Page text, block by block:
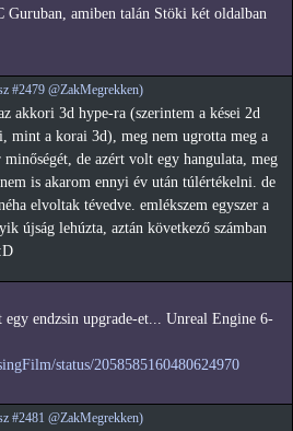
Guruban, amiben talán Stöki két oldalban
#2479 @ZakMegrekken)
akkori 3d hype-ra (szerintem a kései 2d
mint a korai 3d), meg nem ugrotta meg a
de azért volt egy hangulata, meg
is akarom ennyi év után túlértékelni. de
elvoltak tévedve. emlékszem egyszer a
újság lehúzta, aztán következő számban
egy endzsin upgrade-et... Unreal Engine 6-
status/2058585160480624970
#2481 @ZakMegrekken)